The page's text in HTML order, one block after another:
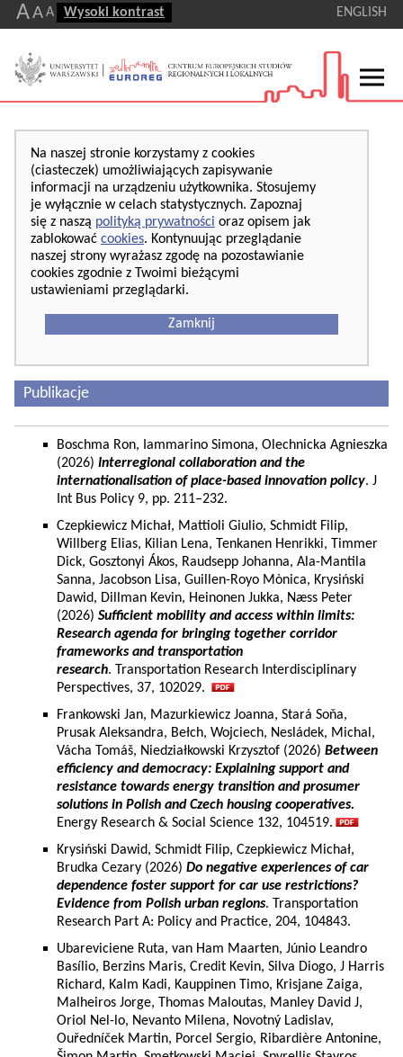
AA A Wysoki kontrast ENGLISH
Na naszej stronie korzystamy z cookies
(ciasteczek) umożliwiających zapisywanie
informacji na urządzeniu użytkownika. Stosujemy
je wyłącznie w celach statystycznych. Zapoznaj
się z naszą polityką prywatności oraz opisem jak
zablokować cookies. Kontynuując przeglądanie
naszej strony wyrażasz zgodę na pozostawianie
cookies zgodnie z Twoimi bieżącymi
ustawieniami przeglądarki.
Zamknij
Publikacje
Boschma Ron, Iammarino Simona, Olechnicka Agnieszka
(2026) Interregional collaboration and the
internationalisation of place-based innovation policy. J
Int Bus Policy 9, pp. 211–232.
Czepkiewicz Michał, Mattioli Giulio, Schmidt Filip,
Willberg Elias, Kilian Lena, Tenkanen Henrikki, Timmer
Dick, Gosztonyi Ákos, Raudsepp Johanna, Ala-Mantila
Sanna, Jacobson Lisa, Guillen-Royo Mònica, Krysiński
Dawid, Dillman Kevin, Heinonen Jukka, Næss Peter
(2026) Sufficient mobility and access within limits:
Research agenda for bringing together corridor
frameworks and transportation
research. Transportation Research Interdisciplinary
Perspectives, 37, 102029.
Frankowski Jan, Mazurkiewicz Joanna, Stará Soňa,
Prusak Aleksandra, Bełch, Wojciech, Nesládek, Michal,
Vácha Tomáš, Niedziałkowski Krzysztof (2026) Between
efficiency and democracy: Explaining support and
resistance towards energy transition and prosumer
solutions in Polish and Czech housing cooperatives.
Energy Research & Social Science 132, 104519.
Krysiński Dawid, Schmidt Filip, Czepkiewicz Michał,
Brudka Cezary (2026) Do negative experiences of car
dependence foster support for car use restrictions?
Evidence from Polish urban regions. Transportation
Research Part A: Policy and Practice, 204, 104843.
Ubareviciene Ruta, van Ham Maarten, Júnio Leandro
Basílio, Berzins Maris, Credit Kevin, Silva Diogo, J Harris
Richard, Kalm Kadi, Kauppinen Timo, Krisjane Zaiga,
Malheiros Jorge, Thomas Maloutas, Manley David J,
Oriol Nel-lo, Nevanto Milena, Novotný Ladislav,
Ouředníček Martin, Porcel Sergio, Ribardière Antonine,